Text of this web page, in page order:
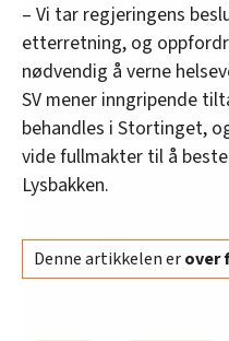
– Vi tar regjeringens
etterretning, og
nødvendig å verne
SV mener inngripende
behandles i Stortinget,
vide fullmakter til å
Lysbakken.
Denne artikkelen erover